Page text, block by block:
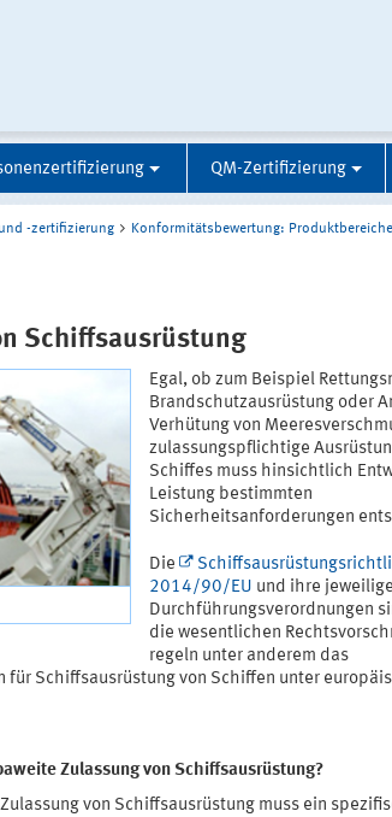
QM-Zertifizierung
-zertifizierung Konformitätsbewertung: Produktbereiche
Schiffsausrüstung
Egal, ob zum Beispiel
Brandschutzausrüstung oder
Verhütung von
zulassungspflichtige
Schiffes muss hinsichtlich
Leistung bestimmten
Sicherheitsanforderungen
Die
2014/90/EU und ihre
Durchführungsverordnungen
die wesentlichen
regeln unter anderem das
für Schiffsausrüstung von Schiffen unter
Zulassung von Schiffsausrüstung?
von Schiffsausrüstung muss ein